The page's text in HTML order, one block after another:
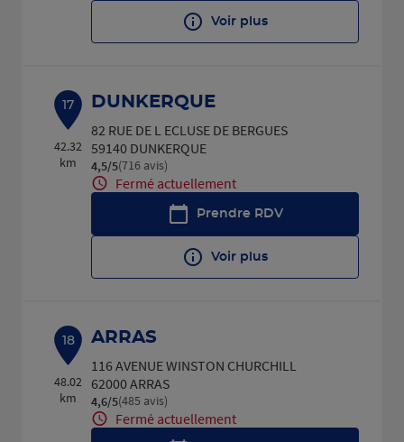
Voir plus
17
42.32
km
DUNKERQUE
82 RUE DE L ECLUSE DE BERGUES
59140 DUNKERQUE
4,5/5Note de 4.5 sur 5
(716 avis)
Fermé actuellement
Prendre RDV
Voir plus
18
48.02
km
ARRAS
116 AVENUE WINSTON CHURCHILL
62000 ARRAS
4,6/5Note de 4.6 sur 5
(485 avis)
Fermé actuellement